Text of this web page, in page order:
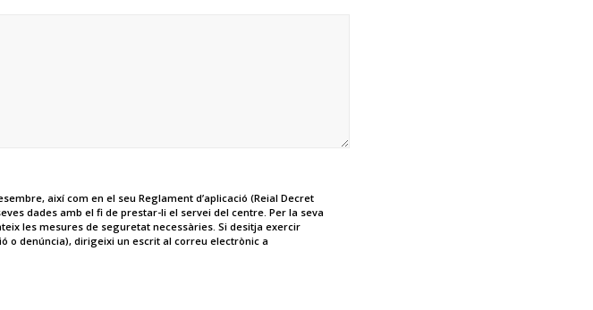
així com en el seu Reglament d’aplicació (Reial Decret
dades amb el fi de prestar-li el servei del centre. Per la seva
les mesures de seguretat necessàries. Si desitja exercir
o denúncia), dirigeixi un escrit al correu electrònic a